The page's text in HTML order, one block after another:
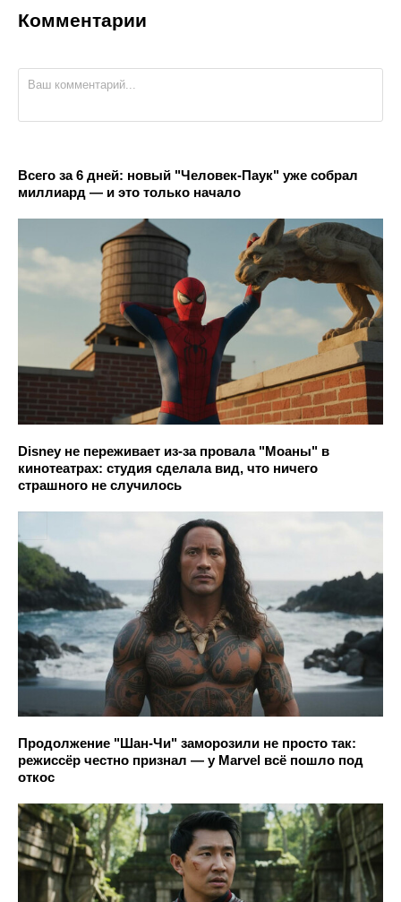
Комментарии
Всего за 6 дней: новый "Человек-Паук" уже собрал
миллиард — и это только начало
Disney не переживает из-за провала "Моаны" в
кинотеатрах: студия сделала вид, что ничего
страшного не случилось
Продолжение "Шан-Чи" заморозили не просто так:
режиссёр честно признал — у Marvel всё пошло под
откос